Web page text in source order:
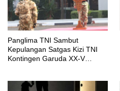
Panglima TNI Sambut
Kepulangan Satgas Kizi TNI
Kontingen Garuda XX-V